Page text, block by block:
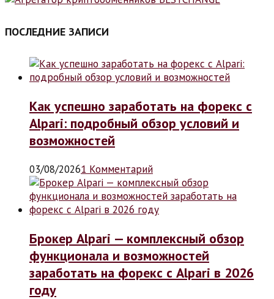
ПОСЛЕДНИЕ ЗАПИСИ
Как успешно заработать на форекс с
Alpari: подробный обзор условий и
возможностей
03/08/20261 Комментарий
Брокер Alpari — комплексный обзор
функционала и возможностей
заработать на форекс с Alpari в 2026
году